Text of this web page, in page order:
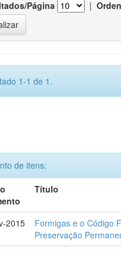
Página |
1-1 de 1.
de itens:
Título
2015
Formigas e o Código
Preservação